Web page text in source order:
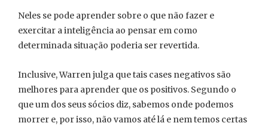
Neles se pode aprender sobre o que não fazer e
exercitar a inteligência ao pensar em como
determinada situação poderia ser revertida.
Inclusive, Warren julga que tais cases negativos são
melhores para aprender que os positivos. Segundo o
que um dos seus sócios diz, sabemos onde podemos
morrer e, por isso, não vamos até lá e nem temos certas